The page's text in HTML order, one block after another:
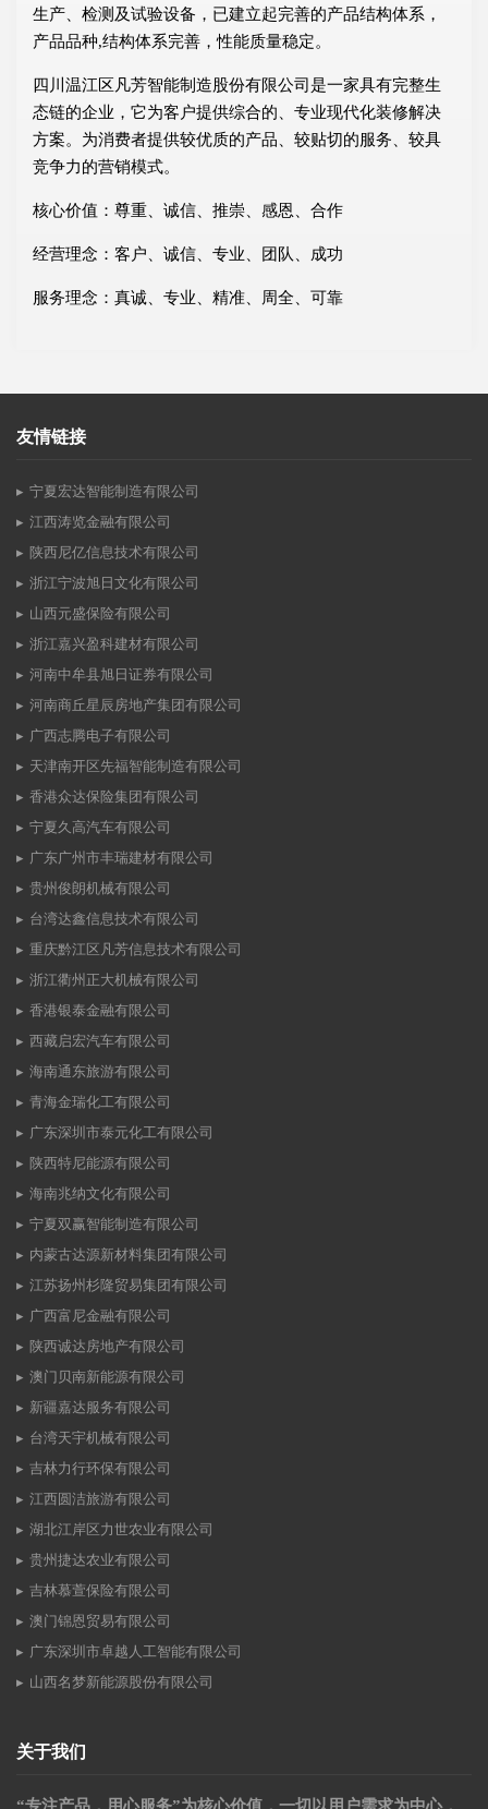
生产、检测及试验设备，已建立起完善的产品结构体系，
产品品种,结构体系完善，性能质量稳定。
四川温江区凡芳智能制造股份有限公司是一家具有完整生
态链的企业，它为客户提供综合的、专业现代化装修解决
方案。为消费者提供较优质的产品、较贴切的服务、较具
竞争力的营销模式。
核心价值：尊重、诚信、推崇、感恩、合作
经营理念：客户、诚信、专业、团队、成功
服务理念：真诚、专业、精准、周全、可靠
友情链接
宁夏宏达智能制造有限公司
江西涛览金融有限公司
陕西尼亿信息技术有限公司
浙江宁波旭日文化有限公司
山西元盛保险有限公司
浙江嘉兴盈科建材有限公司
河南中牟县旭日证券有限公司
河南商丘星辰房地产集团有限公司
广西志腾电子有限公司
天津南开区先福智能制造有限公司
香港众达保险集团有限公司
宁夏久高汽车有限公司
广东广州市丰瑞建材有限公司
贵州俊朗机械有限公司
台湾达鑫信息技术有限公司
重庆黔江区凡芳信息技术有限公司
浙江衢州正大机械有限公司
香港银泰金融有限公司
西藏启宏汽车有限公司
海南通东旅游有限公司
青海金瑞化工有限公司
广东深圳市泰元化工有限公司
陕西特尼能源有限公司
海南兆纳文化有限公司
宁夏双赢智能制造有限公司
内蒙古达源新材料集团有限公司
江苏扬州杉隆贸易集团有限公司
广西富尼金融有限公司
陕西诚达房地产有限公司
澳门贝南新能源有限公司
新疆嘉达服务有限公司
台湾天宇机械有限公司
吉林力行环保有限公司
江西圆洁旅游有限公司
湖北江岸区力世农业有限公司
贵州捷达农业有限公司
吉林慕萱保险有限公司
澳门锦恩贸易有限公司
广东深圳市卓越人工智能有限公司
山西名梦新能源股份有限公司
关于我们